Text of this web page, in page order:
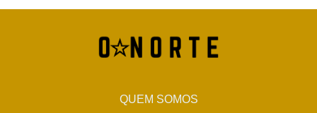
QUEM SOMOS